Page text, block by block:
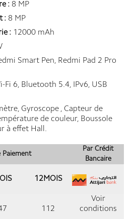
: 8 MP
: 8 MP
: 12000 mAh
Smart Pen, Redmi Pad 2 Pro
Fi 6, Bluetooth 5.4, IPv6, USB
Gyroscope , Capteur de
de couleur, Boussole
à effet Hall.
Paiement
Par Crédit
Bancaire
12MOIS
112
Voir
conditions